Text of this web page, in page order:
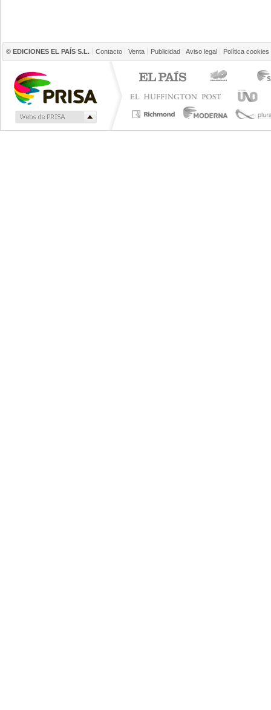
© EDICIONES EL PAÍS S.L. Contacto Venta Publicidad Aviso legal Política cookies